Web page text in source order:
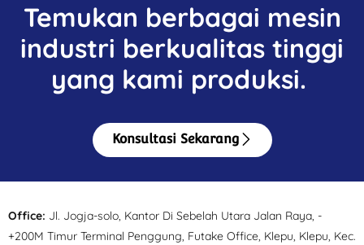
Temukan berbagai mesin
industri berkualitas tinggi
yang kami produksi.
Konsultasi Sekarang
Office: Jl. Jogja-solo, Kantor Di Sebelah Utara Jalan Raya, -
+200M Timur Terminal Penggung, Futake Office, Klepu, Klepu, Kec.